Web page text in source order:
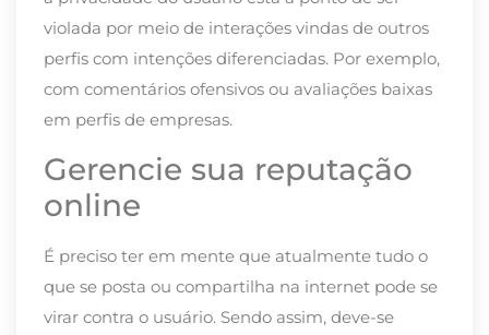
violada por meio de interações vindas de outros
perfis com intenções diferenciadas. Por exemplo,
com comentários ofensivos ou avaliações baixas
em perfis de empresas.
Gerencie sua reputação
online
É preciso ter em mente que atualmente tudo o
que se posta ou compartilha na internet pode se
virar contra o usuário. Sendo assim, deve-se